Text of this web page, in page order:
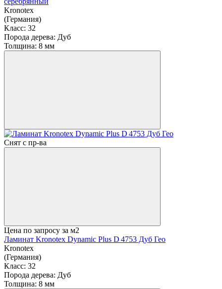
Kronotex
(Германия)
Класс: 32
Порода дерева: Дуб
Толщина: 8 мм
Снят с пр-ва
Цена по запросу за м2
Ламинат Kronotex Dynamic Plus D 4753 Дуб Гео
Kronotex
(Германия)
Класс: 32
Порода дерева: Дуб
Толщина: 8 мм